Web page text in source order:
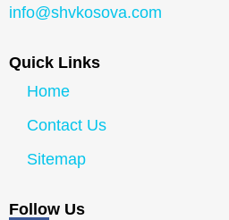
info@shvkosova.com
Quick Links
Home
Contact Us
Sitemap
Follow Us